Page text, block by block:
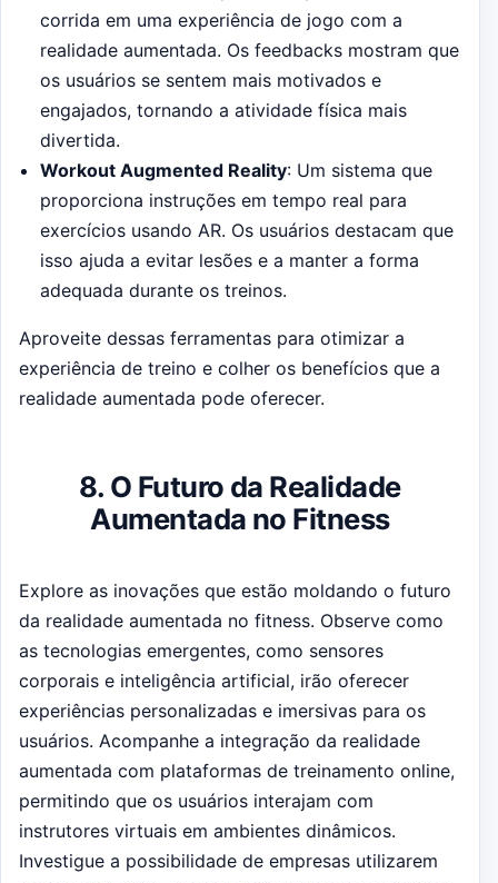
corrida em uma experiência de jogo com a
realidade aumentada. Os feedbacks mostram que
os usuários se sentem mais motivados e
engajados, tornando a atividade física mais
divertida.
Workout Augmented Reality: Um sistema que
proporciona instruções em tempo real para
exercícios usando AR. Os usuários destacam que
isso ajuda a evitar lesões e a manter a forma
adequada durante os treinos.
Aproveite dessas ferramentas para otimizar a
experiência de treino e colher os benefícios que a
realidade aumentada pode oferecer.
8. O Futuro da Realidade
Aumentada no Fitness
Explore as inovações que estão moldando o futuro
da realidade aumentada no fitness. Observe como
as tecnologias emergentes, como sensores
corporais e inteligência artificial, irão oferecer
experiências personalizadas e imersivas para os
usuários. Acompanhe a integração da realidade
aumentada com plataformas de treinamento online,
permitindo que os usuários interajam com
instrutores virtuais em ambientes dinâmicos.
Investigue a possibilidade de empresas utilizarem